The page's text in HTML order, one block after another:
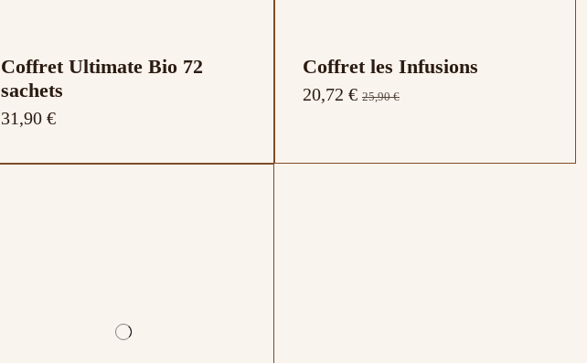
Coffret Ultimate Bio 72
sachets
31,90 €
Coffret les Infusions
20,72 € 25,90 €